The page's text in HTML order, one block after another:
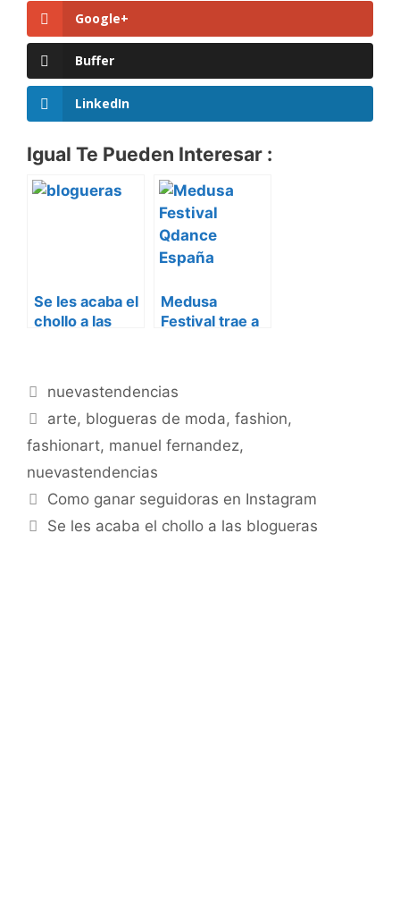
Google+
Buffer
LinkedIn
Igual Te Pueden Interesar :
Se les acaba el
chollo a las
Medusa
Festival trae a
Categorías
nuevastendencias
Etiquetas
arte, blogueras de moda,fashion,
fashionart, manuel fernandez,
nuevastendencias
Como ganar seguidoras en Instagram
Se les acaba el chollo a las blogueras